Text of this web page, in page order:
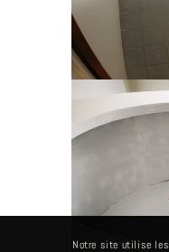
Notre site utilise les